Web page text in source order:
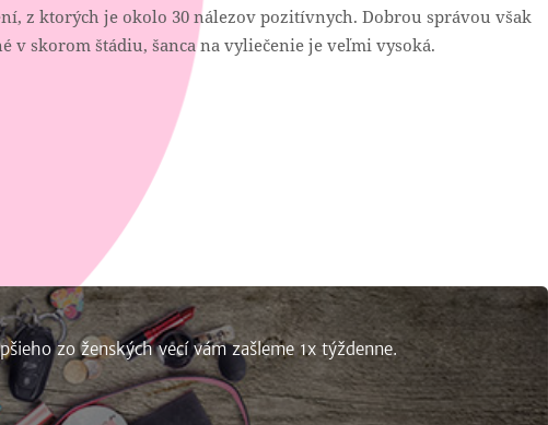
z ktorých je okolo 30 nálezov pozitívnych. Dobrou správou však
v skorom štádiu, šanca na vyliečenie je veľmi vysoká.
zo ženských vecí vám zašleme 1x týždenne.